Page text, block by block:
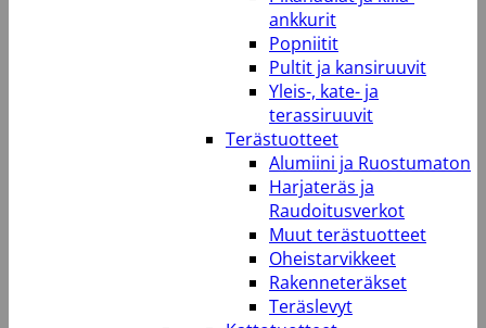
ankkurit
Popniitit
Pultit ja kansiruuvit
Yleis-, kate- ja
terassiruuvit
Terästuotteet
Alumiini ja Ruostumaton
Harjateräs ja
Raudoitusverkot
Muut terästuotteet
Oheistarvikkeet
Rakenneteräkset
Teräslevyt